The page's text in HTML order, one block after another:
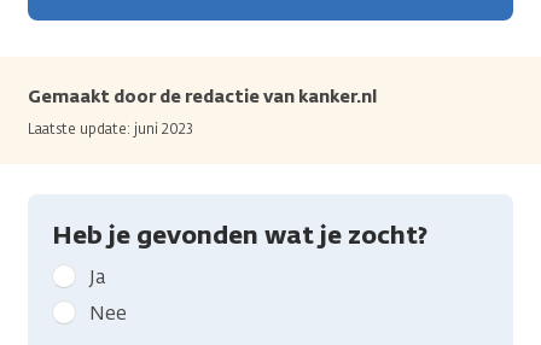
Gemaakt door de redactie van kanker.nl
Laatste update: juni 2023
Heb je gevonden wat je zocht?
Geef
kanker.nl
feedback:
Ja
Nee